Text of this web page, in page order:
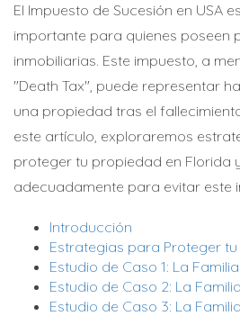
El Impuesto de Sucesión en USA
importante para quienes poseen
inmobiliarias. Este impuesto, a
"Death Tax", puede representar
una propiedad tras el
este artículo, exploraremos
proteger tu propiedad en Florida
adecuadamente para evitar este
Introducción
Estrategias para Proteger
Estudio de Caso 1: La
Estudio de Caso 2: La
Estudio de Caso 3: La